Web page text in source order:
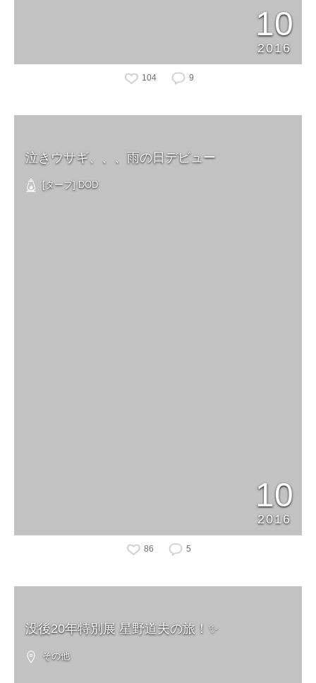
10
2016
104 9
泣きウサギ、、、雨の日デビュー
[タープ] DOD
10
2016
86 5
没後20年特別展 星野道夫の旅！✨
その他